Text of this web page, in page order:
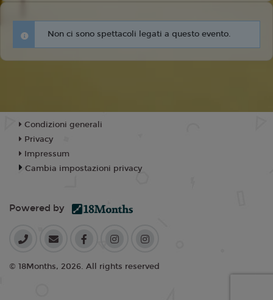
Non ci sono spettacoli legati a questo evento.
Condizioni generali
Privacy
Impressum
Cambia impostazioni privacy
Powered by
© 18Months, 2026. All rights reserved